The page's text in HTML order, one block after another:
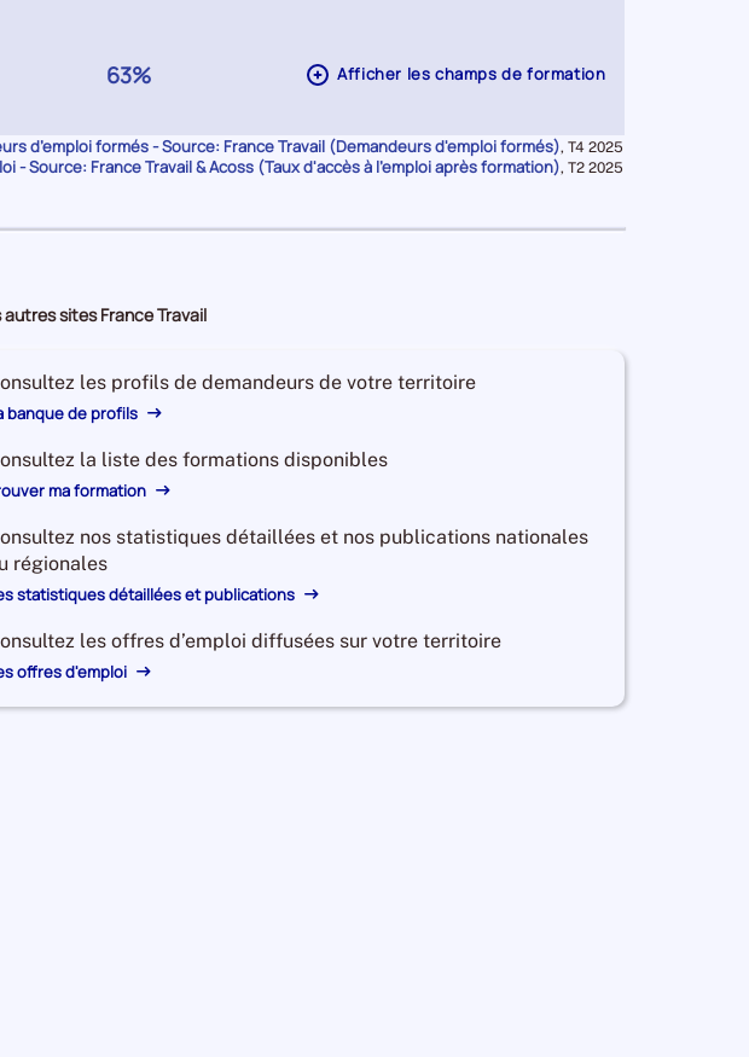
GERS
63% Afficher les champs de formation
d’emploi formés - Source: France Travail (Demandeurs d'emploi formés), Données
pour
T4 2025
- Source: France Travail & Acoss (Taux d'accès à l'emploi après formation), Données
T2 2025
autres sites France Travail
les profils de demandeurs de votre territoire
banque de profils
la liste des formations disponibles
ma formation
nos statistiques détaillées et nos publications nationales
régionales
statistiques détaillées et publications
les offres d’emploi diffusées sur votre territoire
offres d'emploi